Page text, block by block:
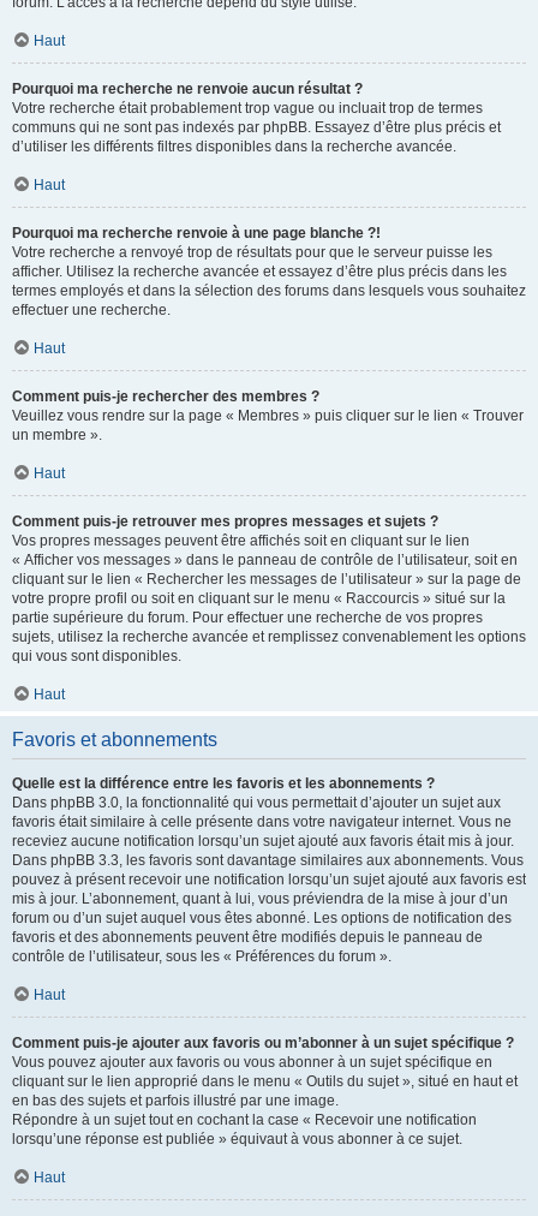
Haut
Pourquoi ma recherche ne renvoie aucun résultat ?
Votre recherche était probablement trop vague ou incluait trop de termes
communs qui ne sont pas indexés par phpBB. Essayez d’être plus précis et
d’utiliser les différents filtres disponibles dans la recherche avancée.
Haut
Pourquoi ma recherche renvoie à une page blanche ?!
Votre recherche a renvoyé trop de résultats pour que le serveur puisse les
afficher. Utilisez la recherche avancée et essayez d’être plus précis dans les
termes employés et dans la sélection des forums dans lesquels vous souhaitez
effectuer une recherche.
Haut
Comment puis-je rechercher des membres ?
Veuillez vous rendre sur la page « Membres » puis cliquer sur le lien « Trouver
un membre ».
Haut
Comment puis-je retrouver mes propres messages et sujets ?
Vos propres messages peuvent être affichés soit en cliquant sur le lien
« Afficher vos messages » dans le panneau de contrôle de l’utilisateur, soit en
cliquant sur le lien « Rechercher les messages de l’utilisateur » sur la page de
votre propre profil ou soit en cliquant sur le menu « Raccourcis » situé sur la
partie supérieure du forum. Pour effectuer une recherche de vos propres
sujets, utilisez la recherche avancée et remplissez convenablement les options
qui vous sont disponibles.
Haut
Favoris et abonnements
Quelle est la différence entre les favoris et les abonnements ?
Dans phpBB 3.0, la fonctionnalité qui vous permettait d’ajouter un sujet aux
favoris était similaire à celle présente dans votre navigateur internet. Vous ne
receviez aucune notification lorsqu’un sujet ajouté aux favoris était mis à jour.
Dans phpBB 3.3, les favoris sont davantage similaires aux abonnements. Vous
pouvez à présent recevoir une notification lorsqu’un sujet ajouté aux favoris est
mis à jour. L’abonnement, quant à lui, vous préviendra de la mise à jour d’un
forum ou d’un sujet auquel vous êtes abonné. Les options de notification des
favoris et des abonnements peuvent être modifiés depuis le panneau de
contrôle de l’utilisateur, sous les « Préférences du forum ».
Haut
Comment puis-je ajouter aux favoris ou m’abonner à un sujet spécifique ?
Vous pouvez ajouter aux favoris ou vous abonner à un sujet spécifique en
cliquant sur le lien approprié dans le menu « Outils du sujet », situé en haut et
en bas des sujets et parfois illustré par une image.
Répondre à un sujet tout en cochant la case « Recevoir une notification
lorsqu’une réponse est publiée » équivaut à vous abonner à ce sujet.
Haut